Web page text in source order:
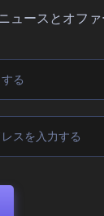
ュースとオフ